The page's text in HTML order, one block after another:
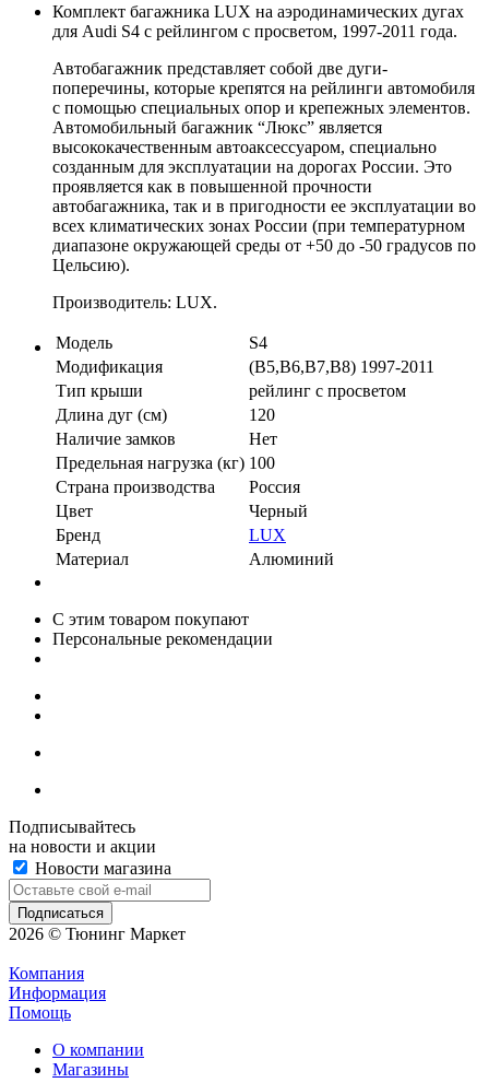
Комплект багажника LUX на аэродинамических дугах
для Audi S4 с рейлингом с просветом, 1997-2011 года.
Автобагажник представляет собой две дуги-
поперечины, которые крепятся на рейлинги автомобиля
с помощью специальных опор и крепежных элементов.
Автомобильный багажник “Люкс” является
высококачественным автоаксессуаром, специально
созданным для эксплуатации на дорогах России. Это
проявляется как в повышенной прочности
автобагажника, так и в пригодности ее эксплуатации во
всех климатических зонах России (при температурном
диапазоне окружающей среды от +50 до -50 градусов по
Цельсию).
Производитель: LUX.
Модель
S4
Модификация
(B5,B6,B7,B8) 1997-2011
Тип крыши
рейлинг с просветом
Длина дуг (см)
120
Наличие замков
Нет
Предельная нагрузка (кг) 100
Страна производства
Россия
Цвет
Черный
Бренд
LUX
Материал
Алюминий
С этим товаром покупают
Персональные рекомендации
Подписывайтесь
на новости и акции
Новости магазина
2026 © Тюнинг Маркет
Компания
Информация
Помощь
О компании
Магазины